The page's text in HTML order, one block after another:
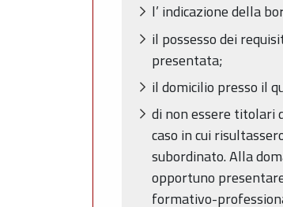
l’ indicazione della
il possesso dei
presentata;
il domicilio presso il
di non essere titolari
caso in cui
subordinato. Alla
opportuno
formativo-